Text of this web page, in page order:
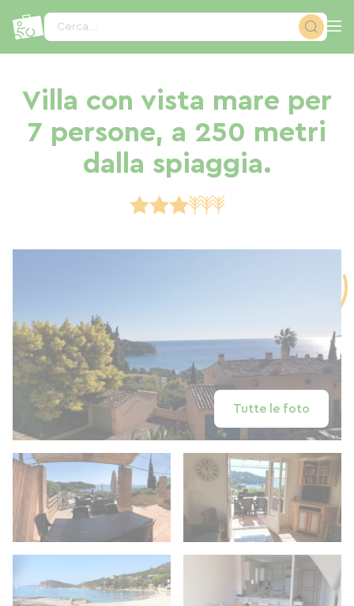
Cerca...
Villa con vista mare per
7 persone, a 250 metri
dalla spiaggia.
Tutte le foto
Pannello di gestione dei cookies